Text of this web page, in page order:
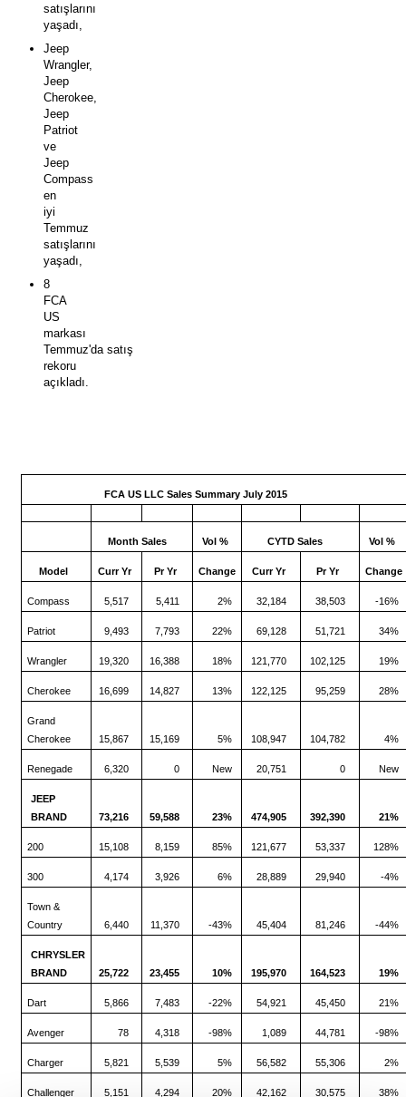
satışlarını
yaşadı,
Jeep
Wrangler,
Jeep
Cherokee,
Jeep
Patriot
ve
Jeep
Compass
en
iyi
Temmuz
satışlarını
yaşadı,
8
FCA
US
markası
Temmuz'da satış
rekoru
açıkladı.
FCA US LLC Sales SummaryJuly 2015
Month Sales Vol % CYTD Sales Vol %
Model Curr Yr Pr Yr Change Curr Yr Pr Yr Change
Compass 5,517 5,411 2% 32,184 38,503 -16%
Patriot 9,493 7,793 22% 69,128 51,721 34%
Wrangler 19,320 16,388 18% 121,770 102,125 19%
Cherokee 16,699 14,827 13% 122,125 95,259 28%
Grand
Cherokee
15,867 15,169 5% 108,947 104,782 4%
Renegade 6,320 0 New 20,751 0 New
JEEP
BRAND
73,216 59,588 23% 474,905 392,390 21%
200 15,108 8,159 85% 121,677 53,337 128%
300 4,174 3,926 6% 28,889 29,940 -4%
Town &
Country
6,440 11,370 -43% 45,404 81,246 -44%
CHRYSLER
BRAND
25,722 23,455 10% 195,970 164,523 19%
Dart 5,866 7,483 -22% 54,921 45,450 21%
Avenger 78 4,318 -98% 1,089 44,781 -98%
Charger 5,821 5,539 5% 56,582 55,306 2%
Challenger 5,151 4,294 20% 42,162 30,575 38%